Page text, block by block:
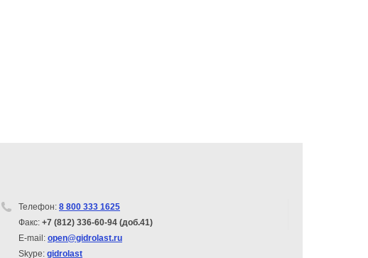
Телефон: 8 800 333 1625
Факс: +7 (812) 336-60-94 (доб.41)
E-mail: open@gidrolast.ru
Skype: gidrolast